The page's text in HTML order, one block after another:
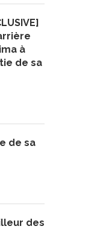
à
de sa
de sa
des